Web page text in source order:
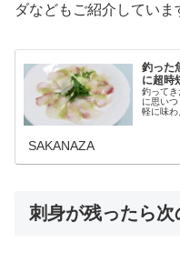
ダなどもご紹介していま
釣った
に超時
釣って
に思い
軽に味わ
SAKANAZA
刺身が残ったら